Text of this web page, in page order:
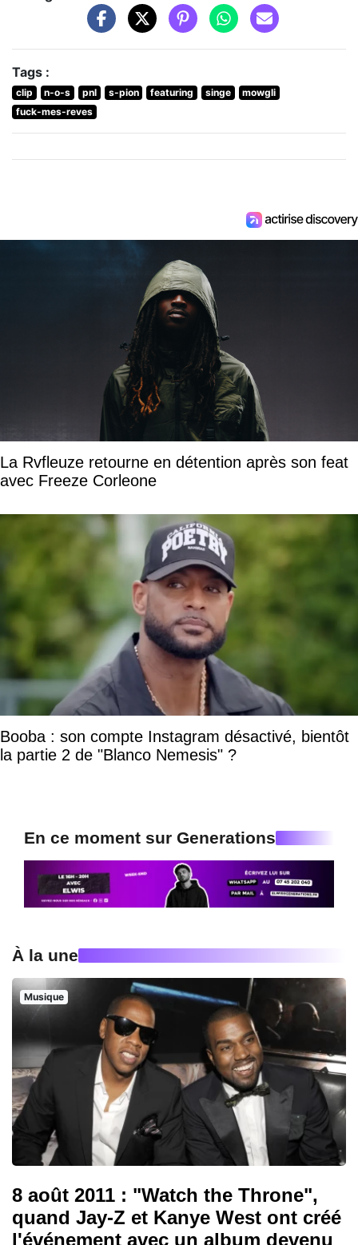
Tags :
clip n-o-s pnl s-pion featuring singe
mowgli
fuck-mes-reves
La Rvfleuze retourne en détention après son feat
avec Freeze Corleone
Booba : son compte Instagram désactivé, bientôt
la partie 2 de "Blanco Nemesis" ?
En ce moment sur Generations
À la une
Musique
8 août 2011 : "Watch the Throne",
quand Jay-Z et Kanye West ont créé
l'événement avec un album devenu